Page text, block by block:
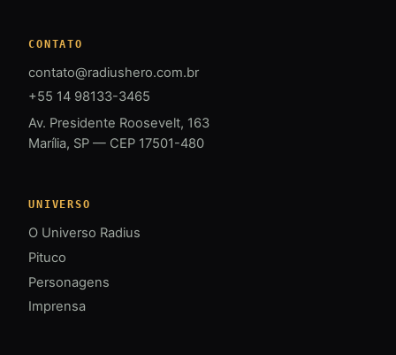
CONTATO
contato@radiushero.com.br
+55 14 98133-3465
Av. Presidente Roosevelt, 163
Marília, SP — CEP 17501-480
UNIVERSO
O Universo Radius
Pituco
Personagens
Imprensa